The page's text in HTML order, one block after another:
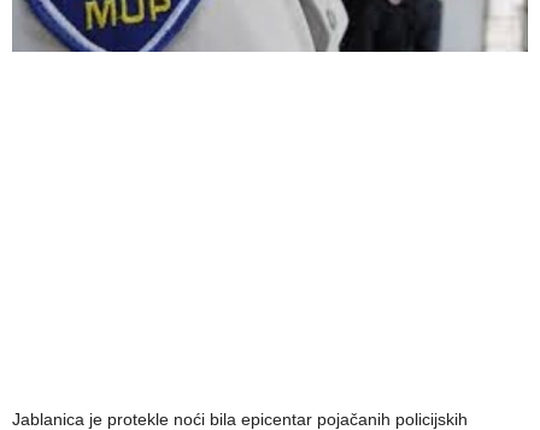
Jablanica je protekle noći bila epicentar pojačanih policijskih